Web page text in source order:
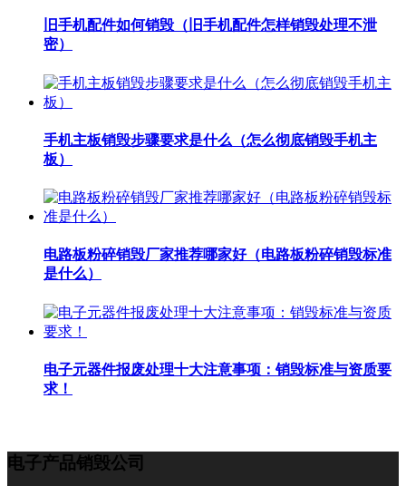
旧手机配件如何销毁（旧手机配件怎样销毁处理不泄
密）
手机主板销毁步骤要求是什么（怎么彻底销毁手机主
板）
电路板粉碎销毁厂家推荐哪家好（电路板粉碎销毁标准
是什么）
电子元器件报废处理十大注意事项：销毁标准与资质要
求！
电子产品销毁公司